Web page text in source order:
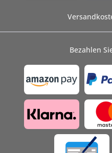
Bezahlen